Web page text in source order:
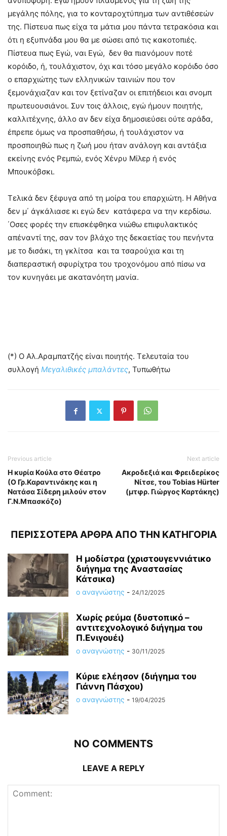
μεγάλης πόλης, για το κονταροχτύπημα των αντιθέσεών
της. Πίστευα πως είχα τα μάτια μου πάντα τετρακόσια και
ότι η εξυπνάδα μου θα με σώσει από τις κακοτοπιές.
Πίστευα πως Εγώ, ναι Εγώ, δεν θα πιανόμουν ποτέ
κορόιδο, ή, τουλάχιστον, όχι και τόσο μεγάλο κορόιδο όσο
ο επαρχιώτης των ελληνικών ταινιών που τον
ξεμονάχιαζαν και τον ξετίναζαν οι επιτήδειοι και σνομπ
πρωτευουσιάνοι. Συν τοις άλλοις, εγώ ήμουν ποιητής,
καλλιτέχνης, άλλο αν δεν είχα δημοσιεύσει ούτε αράδα,
έπρεπε όμως να προσπαθήσω, ή τουλάχιστον να
προσποιηθώ πως η ζωή μου ήταν ανάλογη και αντάξια
εκείνης ενός Ρεμπώ, ενός Χένρυ Μίλερ ή ενός
Μπουκόβσκι.
Τελικά δεν ξέφυγα από τη μοίρα του επαρχιώτη. Η Αθήνα
δεν μ΄ άγκάλιασε κι εγώ δεν κατάφερα να την κερδίσω.
΄Οσες φορές την επισκέφθηκα νιώθω επιφυλακτικός
απέναντί της, σαν τον βλάχο της δεκαετίας του πενήντα
με το δισάκι, τη γκλίτσα και τα τσαρούχια και τη
διαπεραστική σφυρίχτρα του τροχονόμου από πίσω να
τον κυνηγάει με ακατανόητη μανία.
(*) Ο Αλ.Αραμπατζής είναι ποιητής. Τελευταία του
συλλογή Μεγαλιθικές μπαλάντες, Τυπωθήτω
Previous article
Η κυρία Κούλα στο Θέατρο
(Ο Γρ.Καραντινάκης και η
Νατάσα Σίδερη μιλούν στον
Γ.Ν.Μπασκόζο)
Next article
Ακροδεξιά και Φρειδερίκος
Νίτσε, του Tobias Hürter
(μτφρ. Γιώργος Καρτάκης)
ΠΕΡΙΣΣΟΤΕΡΑ ΑΡΘΡΑ ΑΠΟ ΤΗΝ ΚΑΤΗΓΟΡΙΑ
Η μοδίστρα (χριστουγεννιάτικο
διήγημα της Αναστασίας
Κάτσικα)
ο αναγνώστης - 24/12/2025
Χωρίς ρεύμα (δυστοπικό –
αντιτεχνολογικό διήγημα του
Π.Ενιγουέι)
ο αναγνώστης - 30/11/2025
Κύριε ελέησον (διήγημα του
Γιάννη Πάσχου)
ο αναγνώστης - 19/04/2025
NO COMMENTS
LEAVE A REPLY